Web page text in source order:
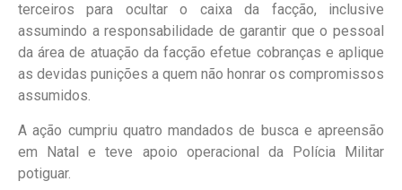
terceiros para ocultar o caixa da facção, inclusive
assumindo a responsabilidade de garantir que o pessoal
da área de atuação da facção efetue cobranças e aplique
as devidas punições a quem não honrar os compromissos
assumidos.
A ação cumpriu quatro mandados de busca e apreensão
em Natal e teve apoio operacional da Polícia Militar
potiguar.